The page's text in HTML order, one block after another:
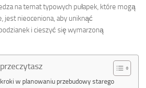
na temat typowych pułapek, które mogą
jest nieoceniona, aby uniknąć
i cieszyć się wymarzoną
w planowaniu przebudowy starego